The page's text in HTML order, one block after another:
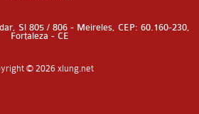
Sl 805 / 806 - Meireles, CEP: 60.160-230,
Fortaleza - CE
© 2026 xlung.net